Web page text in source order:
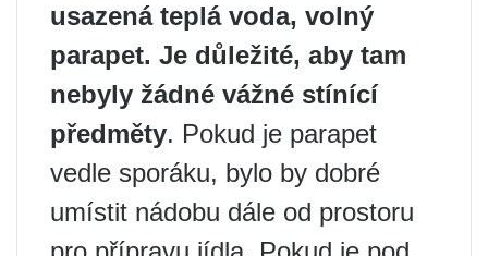
usazená teplá voda, volný
parapet. Je důležité, aby tam
nebyly žádné vážné stínící
předměty. Pokud je parapet
vedle sporáku, bylo by dobré
umístit nádobu dále od prostoru